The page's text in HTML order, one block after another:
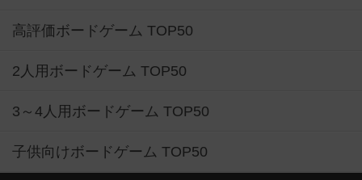
高評価ボードゲーム TOP50
2人用ボードゲーム TOP50
3～4人用ボードゲーム TOP50
子供向けボードゲーム TOP50